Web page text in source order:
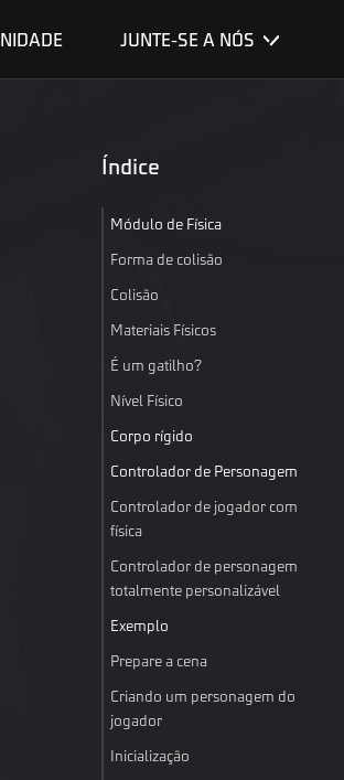
JUNTE-SE A NÓS
Índice
Módulo de Física
Forma de colisão
Colisão
Materiais Físicos
É um gatilho?
Nível Físico
Corpo rígido
Controlador de Personagem
Controlador de jogador com
física
Controlador de personagem
totalmente personalizável
Exemplo
Prepare a cena
Criando um personagem do
jogador
Inicialização